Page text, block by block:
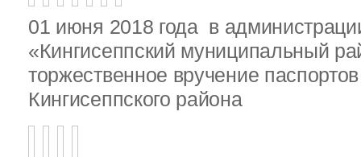
01 июня 2018 года в
«Кингисеппский муниципальный
торжественное вручение
Кингисеппского района